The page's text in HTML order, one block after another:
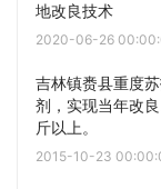
地改良技术
2020-06-26
吉林镇赉县重度
剂，实现当年改
斤以上。
2015-10-23